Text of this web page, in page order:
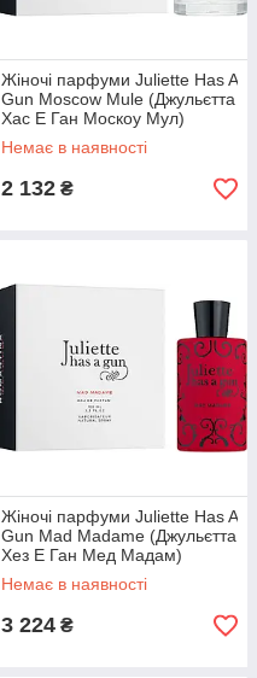
Жіночі парфуми Juliette Has A
Gun Moscow Mule (Джульєтта
Хас Е Ган Москоу Мул)
Парфумована вода 100 ml/
мл
Немає в наявності
2 132 ₴
Жіночі парфуми Juliette Has A
Gun Mad Madame (Джульєтта
Хез Е Ган Мед Мадам)
Парфумована вода 100 ml/
мл
Немає в наявності
3 224 ₴